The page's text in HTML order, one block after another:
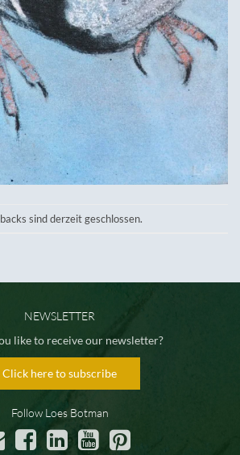
sind derzeit geschlossen.
NEWSLETTER
like to receive our newsletter?
Click here to subscribe
Follow Loes Botman